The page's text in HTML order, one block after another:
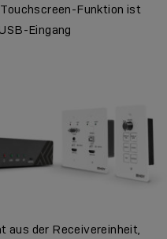
Funktion ist
Eingang
aus der Receivereinheit,